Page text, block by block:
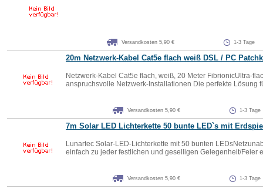
Versandkosten 5,90 € 1-3 Tage
20m Netzwerk-Kabel Cat5e flach weiß DSL / PC
Netzwerk-Kabel Cat5e flach, weiß, 20 Meter FibrionicUltra-
anspruchsvolle Netzwerk-Installationen Die perfekte Lösung
Versandkosten 5,90 € 1-3 Tage
7m Solar LED Lichterkette 50 bunte LED`s mit
Lunartec Solar-LED-Lichterkette mit 50 bunten
einfach zu jeder festlichen und geselligen Gelegenheit/Feier
Versandkosten 5,90 € 1-3 Tage